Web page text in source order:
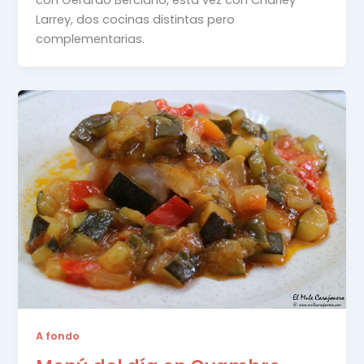
Larrey, dos cocinas distintas pero
complementarias.
A fondo